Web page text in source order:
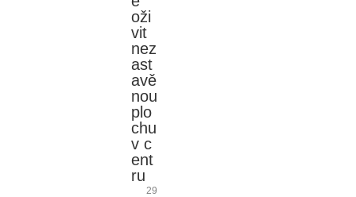
oži
vit
nez
ast
avě
nou
plo
chu
v c
ent
ru
29